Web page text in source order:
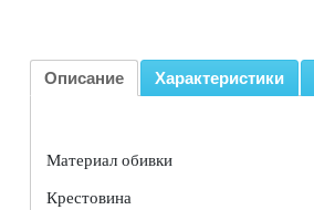
Описание Характеристики
Материал обивки
Крестовина